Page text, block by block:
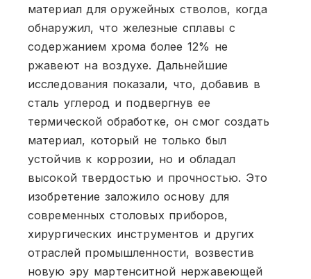
материал для оружейных стволов, когда
обнаружил, что железные сплавы с
содержанием хрома более 12% не
ржавеют на воздухе. Дальнейшие
исследования показали, что, добавив в
сталь углерод и подвергнув ее
термической обработке, он смог создать
материал, который не только был
устойчив к коррозии, но и обладал
высокой твердостью и прочностью. Это
изобретение заложило основу для
современных столовых приборов,
хирургических инструментов и других
отраслей промышленности, возвестив
новую эру мартенситной нержавеющей